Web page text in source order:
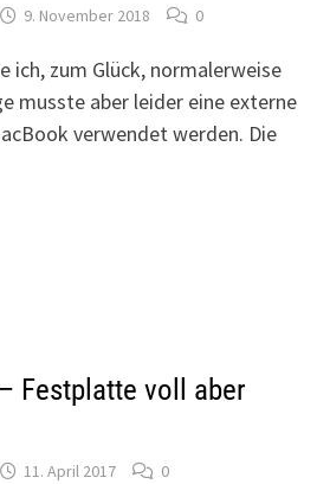
9. November 2018 0
ich, zum Glück, normalerweise
musste aber leider eine externe
verwendet werden. Die
Festplatte voll aber
11. April 2017 0